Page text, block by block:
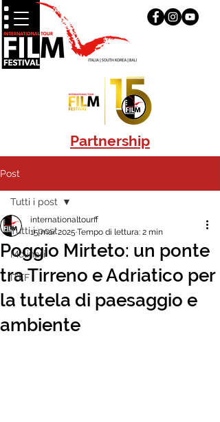
Partnership
Post
Tutti i post
Molinari
ITFF
Tutti i post
Poggio Mirteto: un ponte
tra Tirreno e Adriatico per
la tutela di paesaggio e
ambiente
internationaltourff
15 mar 2025 Tempo di lettura: 2 min